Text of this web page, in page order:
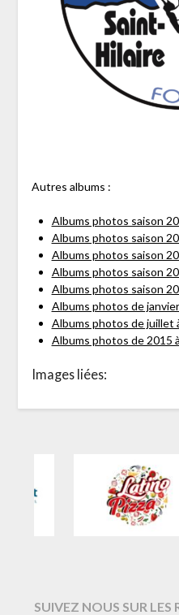
Autres albums :
Albums photos saison
Albums photos saison
Albums photos saison
Albums photos saison
Albums photos saison
Albums photos de
Albums photos de juillet
Albums photos de 2015
Images liées:
SUIVEZ NOUS SUR LES